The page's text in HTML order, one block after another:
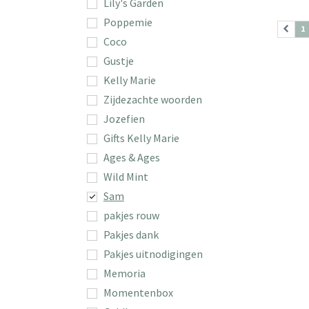
Poppemie
Coco
Gustje
Kelly Marie
Zijdezachte woorden
Jozefien
Gifts Kelly Marie
Ages & Ages
Wild Mint
Sam
pakjes rouw
Pakjes dank
Pakjes uitnodigingen
Memoria
Momentenbox
1